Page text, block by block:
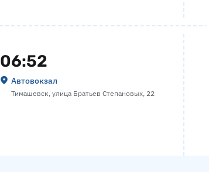
06:52
Автовокзал
Тимашевск, улица Братьев Степановых, 22